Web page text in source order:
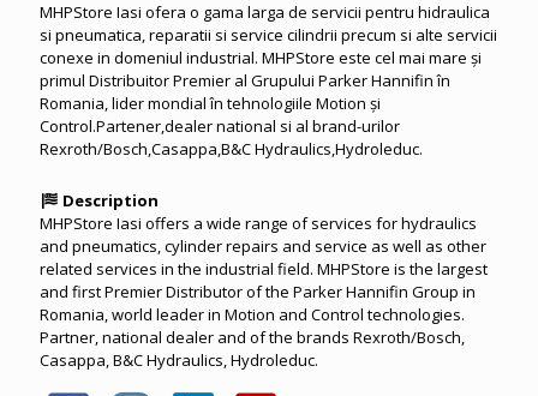
MHPStore Iasi ofera o gama larga de servicii pentru hidraulica
si pneumatica, reparatii si service cilindrii precum si alte servicii
conexe in domeniul industrial. MHPStore este cel mai mare și
primul Distribuitor Premier al Grupului Parker Hannifin în
Romania, lider mondial în tehnologiile Motion și
Control.Partener,dealer national si al brand-urilor
Rexroth/Bosch,Casappa,B&C Hydraulics,Hydroleduc.
Description
MHPStore Iasi offers a wide range of services for hydraulics
and pneumatics, cylinder repairs and service as well as other
related services in the industrial field. MHPStore is the largest
and first Premier Distributor of the Parker Hannifin Group in
Romania, world leader in Motion and Control technologies.
Partner, national dealer and of the brands Rexroth/Bosch,
Casappa, B&C Hydraulics, Hydroleduc.